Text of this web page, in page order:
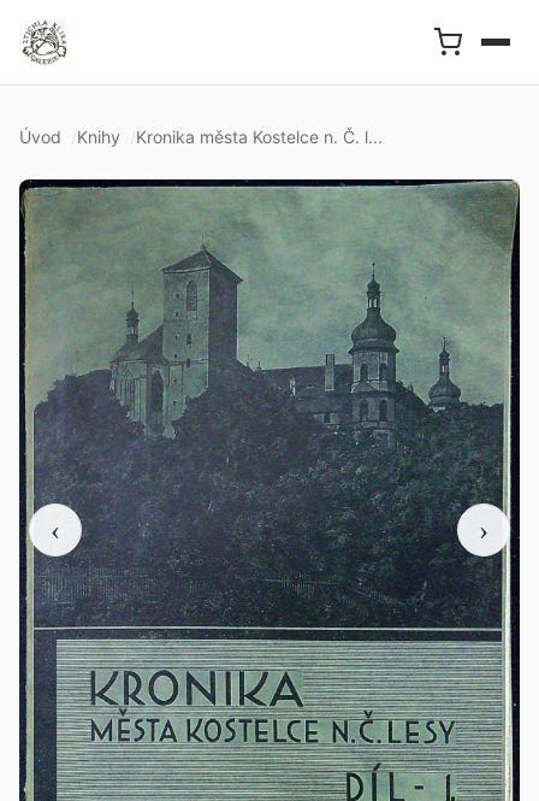
Úvod Knihy Kronika města Kostelce n. Č. l...
‹ ›